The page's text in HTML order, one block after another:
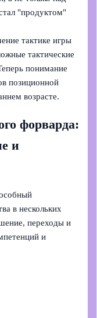
"продуктом"
тактике игры
тактические
понимание
позиционной
возрасте.
форварда:
и
в нескольких
переходы и
и